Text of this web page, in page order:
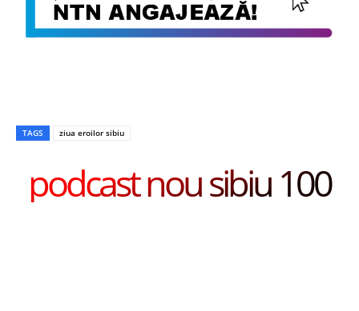
TAGS ziua eroilor sibiu
podcast nou sibiu 100